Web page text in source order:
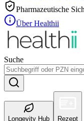
Pharmazeutische
Über Healthii
Suche
Longevity Hub Rezept